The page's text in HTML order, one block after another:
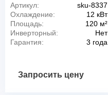
Артикул:
sku-8337
Охлаждение:
12 кВт
Площадь:
120 м²
Инверторный:
Нет
Гарантия:
3 года
Запросить цену